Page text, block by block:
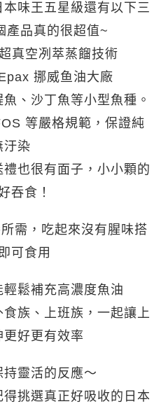
味王五星級還有以下三
產品真的很超值~
真空冽萃蒸餾技術
挪威鱼油大廠
、沙丁魚等小型魚種。
等嚴格規範，保證純
汙染
也很有面子，小小顆的
吞食！
需，吃起來沒有腥味搭
可食用
鬆補充高濃度魚油
族、上班族，一起讓上
好更有效率
靈活的反應～
挑選真正好吸收的日本